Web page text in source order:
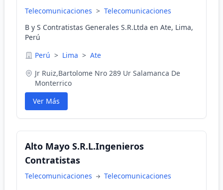
Telecomunicaciones > Telecomunicaciones
B y S Contratistas Generales S.R.Ltda en Ate, Lima,
Perú
Perú > Lima > Ate
Jr Ruiz,Bartolome Nro 289 Ur Salamanca De
Monterrico
Ver Más
Alto Mayo S.R.L.Ingenieros
Contratistas
Telecomunicaciones Telecomunicaciones